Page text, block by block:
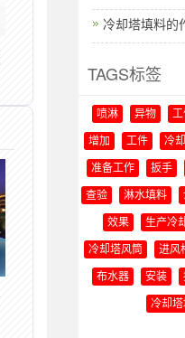
冷却塔填料的
TAGS标签
喷淋 异物
增加 工件 冷
准备工作 扳手
查验 淋水填料
效果 生产冷
冷却塔风筒 进风
布水器 安装
冷却